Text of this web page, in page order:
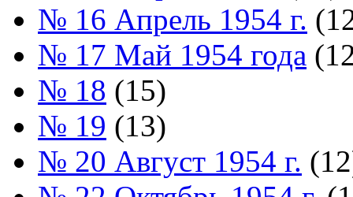
№ 16 Апрель 1954 г.
№ 17 Май 1954 года
№ 18 (15)
№ 19 (13)
№ 20 Август 1954 г.